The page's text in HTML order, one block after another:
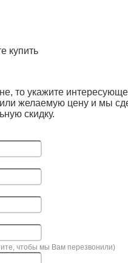
купить
то укажите
или желаемую цену и мы
скидку.
чтобы мы Вам перезвонили)